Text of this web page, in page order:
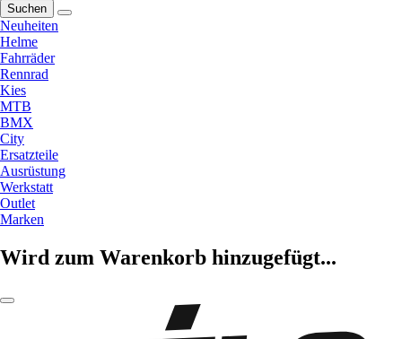
Suchen
Neuheiten
Helme
Fahrräder
Rennrad
Kies
MTB
BMX
City
Ersatzteile
Ausrüstung
Werkstatt
Outlet
Marken
Wird zum Warenkorb hinzugefügt...